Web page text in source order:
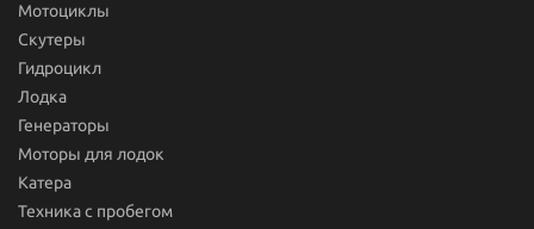
Мотоциклы
Скутеры
Гидроцикл
Лодка
Генераторы
Моторы для лодок
Катера
Техника с пробегом